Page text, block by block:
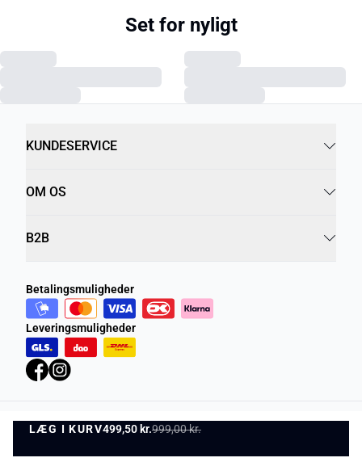
LÆG I KURV499,50 kr.999,00 kr.
LÆG I KURV
Set for nyligt
KUNDESERVICE
OM OS
B2B
Betalingsmuligheder
Leveringsmuligheder
Privatlivspolitik Vilkår og betingelser